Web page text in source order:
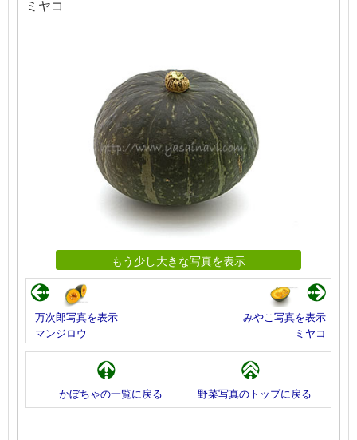
ミヤコ
もう少し大きな写真を表示
万次郎写真を表示
マンジロウ
みやこ写真を表示
ミヤコ
かぼちゃの一覧に戻る 野菜写真のトップに戻る